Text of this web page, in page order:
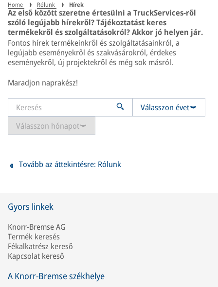
Home Rólunk Hírek
Az első között szeretne értesülni a TruckServices-ről
szóló legújabb hírekről? Tájékoztatást keres
termékekről és szolgáltatásokról? Akkor jó helyen jár.
Fontos hírek termékeinkről és szolgáltatásainkról, a
legújabb eseményekről és szakvásárokról, érdekes
eseményekről, új projektekről és még sok másról.
Maradjon naprakész!
Válasszon évet
Válasszon hónapot
Tovább az áttekintésre: Rólunk
Gyors linkek
Knorr-Bremse AG
Termék keresés
Fékalkatrész kereső
Kapcsolat kereső
A Knorr-Bremse székhelye